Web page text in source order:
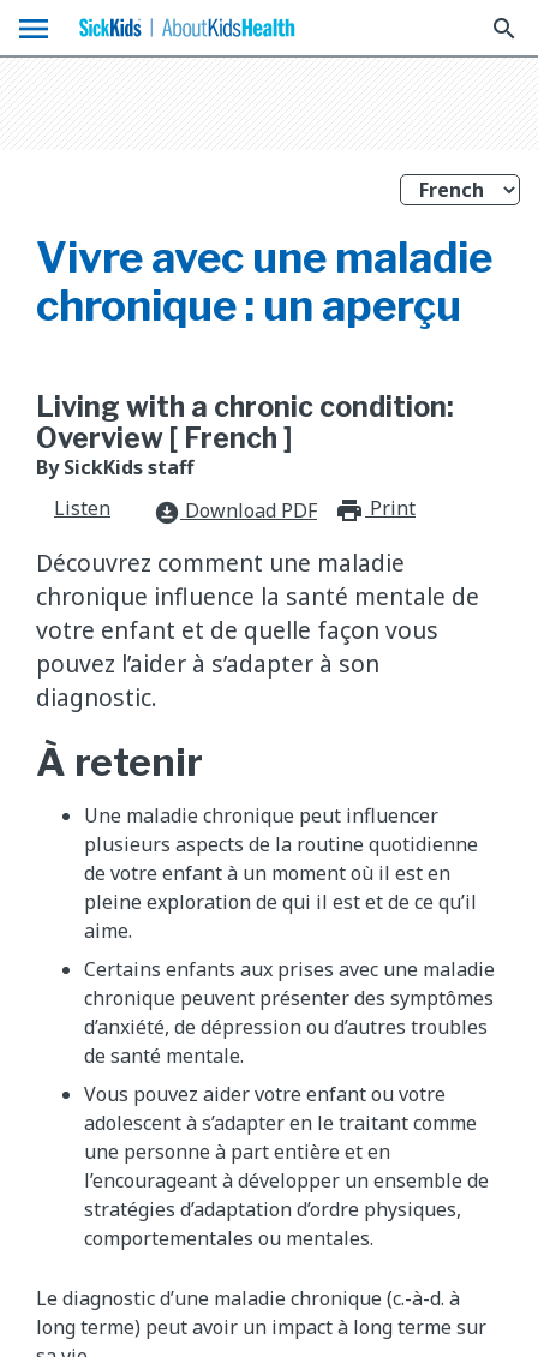
menu search
Vivre avec une maladie
chronique : un aperçu
Living with a chronic condition:
Overview [ French ]
By SickKids staff
Listen
download_for_offline Download PDF Print
Découvrez comment une maladie
chronique influence la santé mentale de
votre enfant et de quelle façon vous
pouvez l’aider à s’adapter à son
diagnostic.
À retenir
Une maladie chronique peut influencer
plusieurs aspects de la routine quotidienne
de votre enfant à un moment où il est en
pleine exploration de qui il est et de ce qu’il
aime.
Certains enfants aux prises avec une maladie
chronique peuvent présenter des symptômes
d’anxiété, de dépression ou d’autres troubles
de santé mentale.
Vous pouvez aider votre enfant ou votre
adolescent à s’adapter en le traitant comme
une personne à part entière et en
l’encourageant à développer un ensemble de
stratégies d’adaptation d’ordre physiques,
comportementales ou mentales.
Le diagnostic d’une maladie chronique (c.-à-d. à
long terme) peut avoir un impact à long terme sur